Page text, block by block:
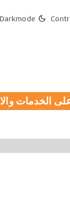
Darkmode
على الخدمات